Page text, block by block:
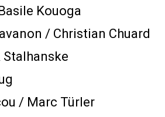
Kouoga
/ Christian Chuard
Stalhanske
/ Marc Türler